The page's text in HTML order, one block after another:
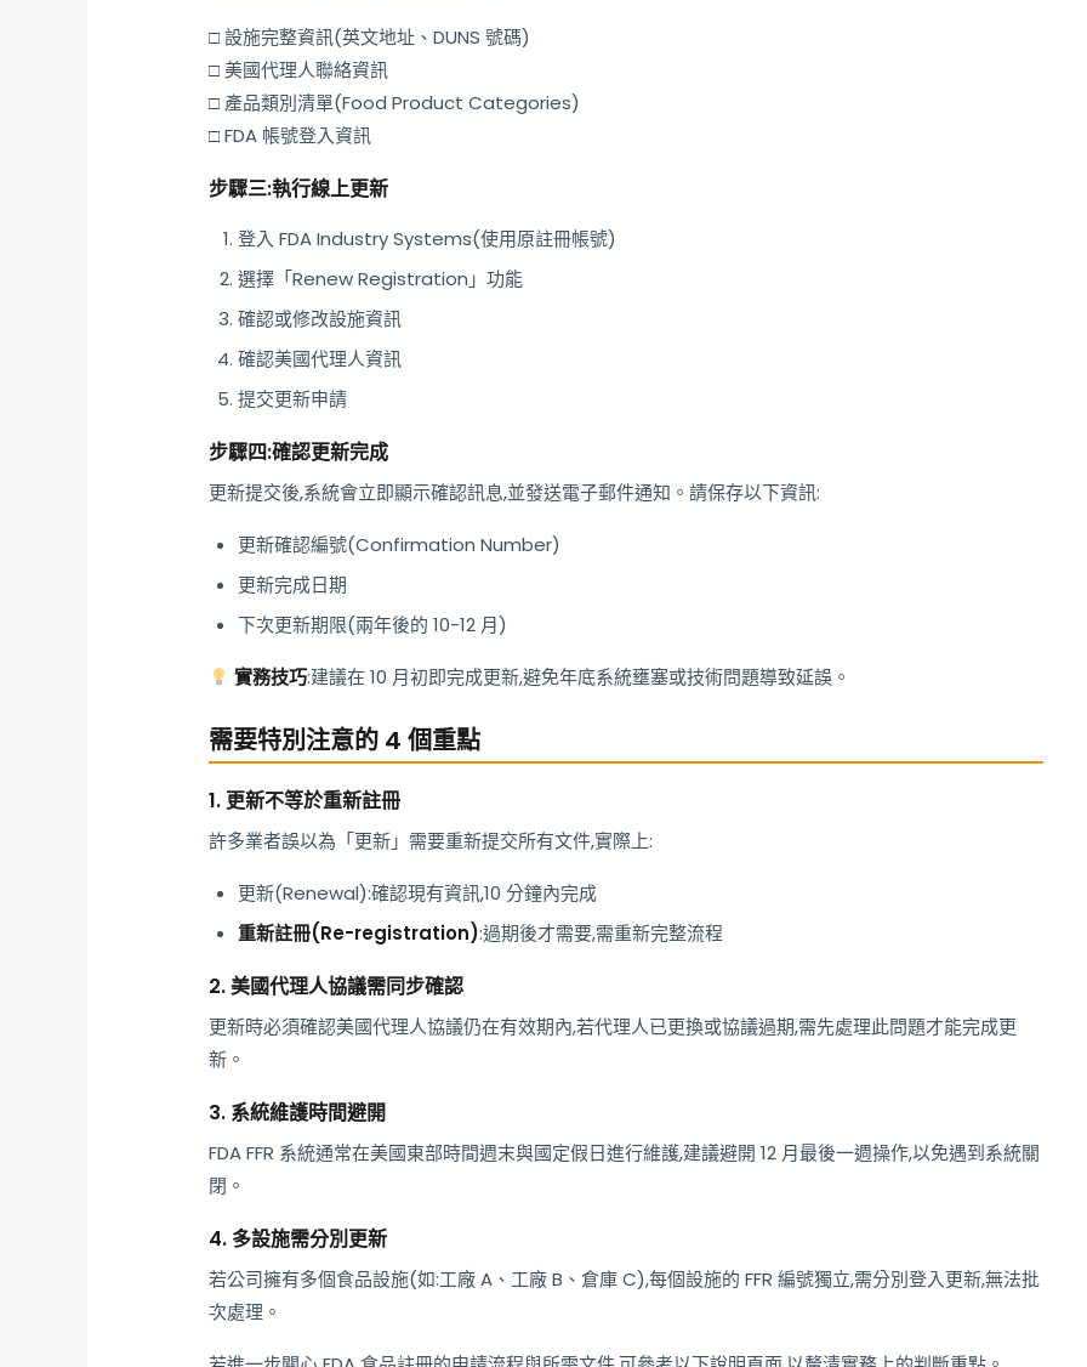
□ 設施完整資訊(英文地址、DUNS 號碼)
□ 美國代理人聯絡資訊
□ 產品類別清單(Food Product Categories)
□ FDA 帳號登入資訊
步驟三:執行線上更新
登入 FDA Industry Systems(使用原註冊帳號)
選擇「Renew Registration」功能
確認或修改設施資訊
確認美國代理人資訊
提交更新申請
步驟四:確認更新完成
更新提交後,系統會立即顯示確認訊息,並發送電子郵件通知。請保存以下資訊:
更新確認編號(Confirmation Number)
更新完成日期
下次更新期限(兩年後的 10-12 月)
實務技巧:建議在 10 月初即完成更新,避免年底系統壅塞或技術問題導致延誤。
需要特別注意的 4 個重點
1. 更新不等於重新註冊
許多業者誤以為「更新」需要重新提交所有文件,實際上:
更新(Renewal):確認現有資訊,10 分鐘內完成
重新註冊(Re-registration):過期後才需要,需重新完整流程
2. 美國代理人協議需同步確認
更新時必須確認美國代理人協議仍在有效期內,若代理人已更換或協議過期,需先處理此問題才能完成更
新。
3. 系統維護時間避開
FDA FFR 系統通常在美國東部時間週末與國定假日進行維護,建議避開 12 月最後一週操作,以免遇到系統關
閉。
4. 多設施需分別更新
若公司擁有多個食品設施(如:工廠 A、工廠 B、倉庫 C),每個設施的 FFR 編號獨立,需分別登入更新,無法批
次處理。